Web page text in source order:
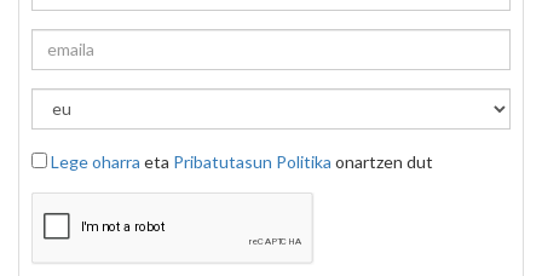
Lege oharra eta Pribatutasun Politika onartzen dut